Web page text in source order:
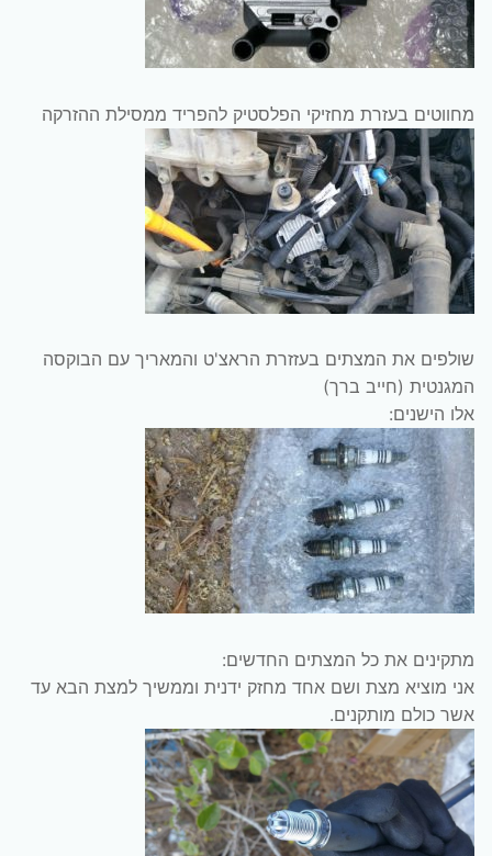
מחווטים בעזרת מחזיקי הפלסטיק להפריד ממסילת ההזרקה
שולפים את המצתים בעזזרת הראצ'ט והמאריך עם הבוקסה
המגנטית (חייב ברך)
אלו הישנים:
מתקינים את כל המצתים החדשים:
אני מוציא מצת ושם אחד מחזק ידנית וממשיך למצת הבא עד
אשר כולם מותקנים.